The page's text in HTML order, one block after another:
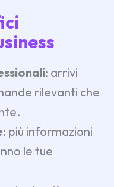
: arrivi
rilevanti che
: più informazioni
le tue